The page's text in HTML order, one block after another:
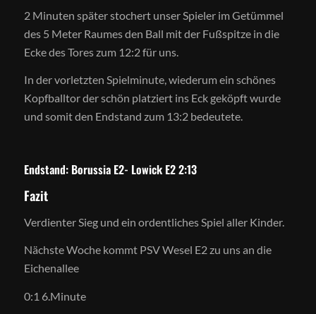
2 Minuten später stochert unser Spieler im Getümmel
des 5 Meter Raumes den Ball mit der Fußspitze in die
Ecke des Tores zum 12:2 für uns.
In der vorletzten Spielminute, wiederum ein schönes
Kopfballtor der schön platziert ins Eck geköpft wurde
und somit den Endstand zum 13:2 bedeutete.
Endstand: Borussia E2- Lowick E2 2:13
Fazit
Verdienter Sieg und ein ordentliches Spiel aller Kinder.
Nächste Woche kommt PSV Wesel E2 zu uns an die
Eichenallee
0:1 6.Minute